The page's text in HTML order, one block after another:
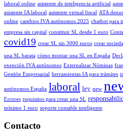
laboral online asistente de inteligencia artificial
asistente IA laboral asistente virtual fiscal ATA
online cambios IVA autónomos 2025 chatbot para
empresa sin capital constituir SL desde 1 euro
covid19 crear SL sin 3000 euros crear
una SL barata cómo montar una SL en España
exención IVA autónomos Externalizar Nóminas
Gestión Empresarial herramientas IA para trámites
autónomos España laboral ley new
Errores requisitos para crear una SL
mínimo 1 euro soporte contable inteligente
Contacto